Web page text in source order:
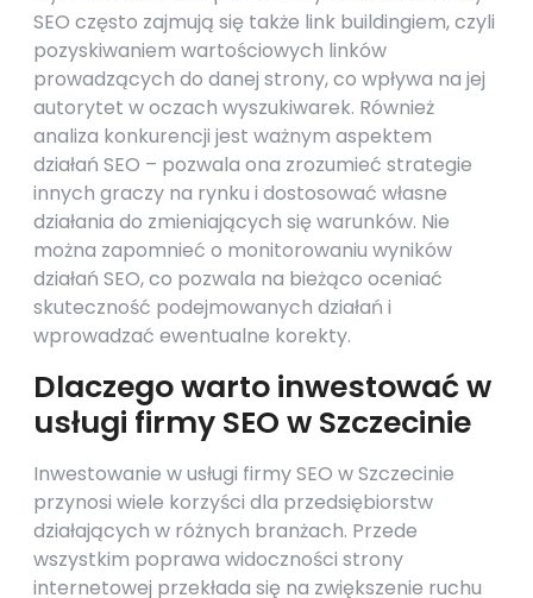
SEO często zajmują się także link buildingiem, czyli
pozyskiwaniem wartościowych linków
prowadzących do danej strony, co wpływa na jej
autorytet w oczach wyszukiwarek. Również
analiza konkurencji jest ważnym aspektem
działań SEO – pozwala ona zrozumieć strategie
innych graczy na rynku i dostosować własne
działania do zmieniających się warunków. Nie
można zapomnieć o monitorowaniu wyników
działań SEO, co pozwala na bieżąco oceniać
skuteczność podejmowanych działań i
wprowadzać ewentualne korekty.
Dlaczego warto inwestować w
usługi firmy SEO w Szczecinie
Inwestowanie w usługi firmy SEO w Szczecinie
przynosi wiele korzyści dla przedsiębiorstw
działających w różnych branżach. Przede
wszystkim poprawa widoczności strony
internetowej przekłada się na zwiększenie ruchu